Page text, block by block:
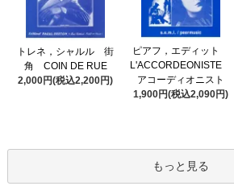
トレネ，シャルル 街
角 COIN DE RUE
2,000円(税込2,200円)
ピアフ，エディット
L'ACCORDEONISTE
アコーディオニスト
1,900円(税込2,090円)
もっと見る